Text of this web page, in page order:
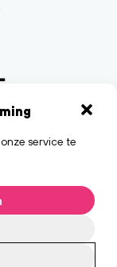
service te